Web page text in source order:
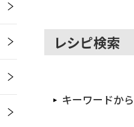
レシピ検索
キーワードか